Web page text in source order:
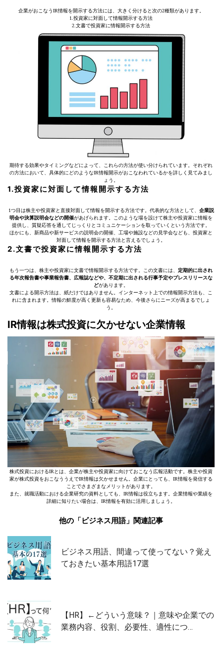
企業がおこなうIR情報を開示する方法には、大きく分けると次の2種類があります。
1.投資家に対面して情報開示する方法
2.文書で投資家に情報開示する方法
期待する効果やタイミングなどによって、これらの方法が使い分けられています。それぞれ
の方法において、具体的にどのようなIR情報開示がおこなわれているかを詳しく見てみまし
ょう。
1.投資家に対面して情報開示する方法
1つ目は株主や投資家と直接対面して情報を開示する方法です。代表的な方法として、 企業説
明会や決算説明会などの開催があげられます。このような場を設けて株主や投資家に情報を
提供し、質疑応答を通してじっくりとコミュニケーションを取っていくという方法です。
ほかにも、新商品や新サービスの説明会の開催、工場や施設などの見学会なども、投資家と
対面して情報を開示する方法と言えるでしょう。
2.文書で投資家に情報開示する方法
もう一つは、株主や投資家に文書で情報開示する方法です。この文書には、 定期的に出され
る年次報告書や事業報告書、広報誌などや、不定期に出される行事予定やプレスリリースな
どがあります。
文書による開示方法は、紙だけではありません。インターネット上での情報開示方法も、こ
れに含まれます。情報の鮮度が高く更新も容易なため、今後さらにニーズが高まるでしょ
う。
IR情報は株式投資に欠かせない企業情報
株式投資におけるIRとは、企業が株主や投資家に向けておこなう広報活動です。株主や投資
家が株式投資をおこなううえでIR情報は欠かせません。企業にとっても、IR情報を発信する
ことでさまざまなメリットがあります。
また、就職活動における企業研究の資料としても、IR情報は役立ちます。企業情報や業績を
詳細に知りたい場合は、IR情報を有効に活用しましょう。
他の「ビジネス用語」関連記事
ビジネス用語、間違って使ってない？覚え
ておきたい基本用語17選
【HR】←どういう意味？｜意味や企業での
業務内容、役割、必要性、適性につ…